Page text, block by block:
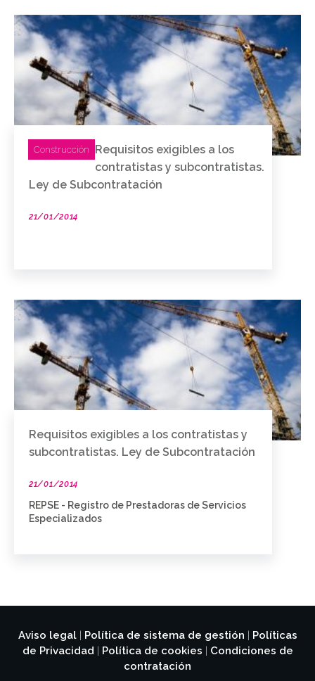
Construcción
Requisitos exigibles a los
contratistas y subcontratistas.
Ley de Subcontratación
21/01/2014
Requisitos exigibles a los contratistas y
subcontratistas. Ley de Subcontratación
21/01/2014
REPSE - Registro de Prestadoras de Servicios
Especializados
Aviso legal| Política de sistema de gestión
Políticas
de Privacidad
Política de cookies
Condiciones de
contratación